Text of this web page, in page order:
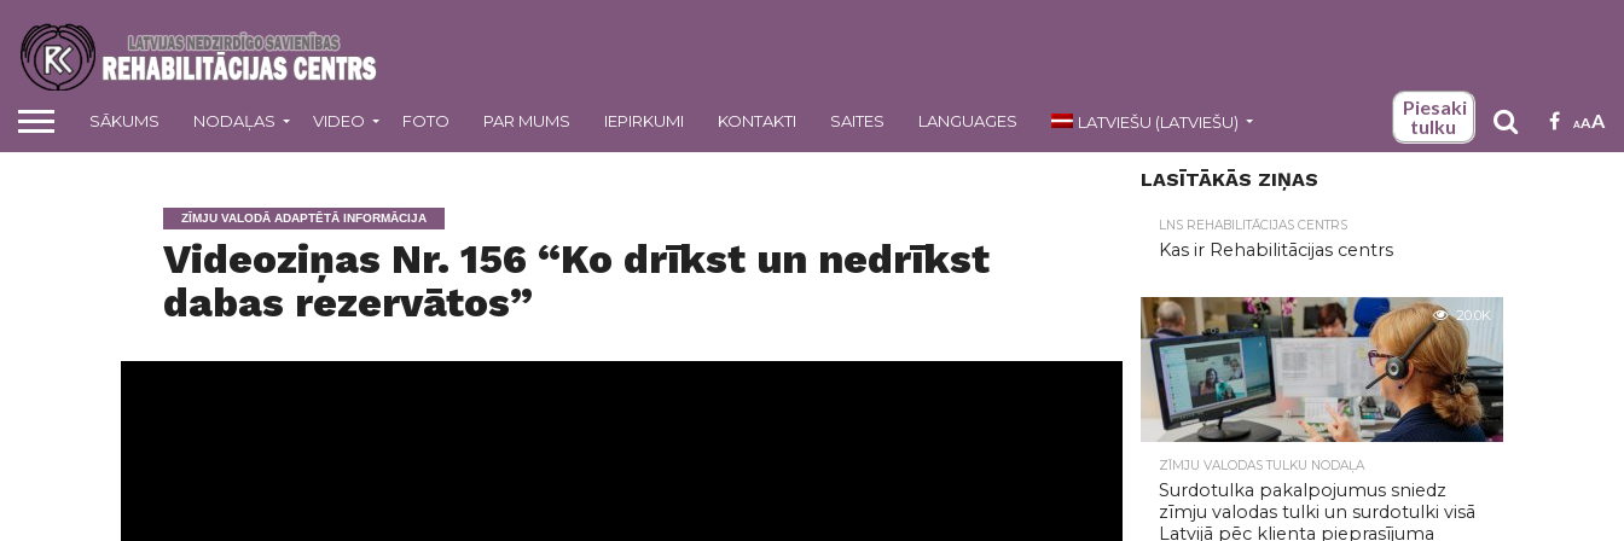
SĀKUMS NODAĻAS VIDEO FOTO PAR MUMS IEPIRKUMI KONTAKTI SAITES LANGUAGES LATVIEŠU (LATVIEŠU)
Piesaki
tulku
AAA
ZĪMJU VALODĀ ADAPTĒTĀ INFORMĀCIJA
Videoziņas Nr. 156 “Ko drīkst un nedrīkst
dabas rezervātos”
LASĪTĀKĀS ZIŅAS
LNS REHABILITĀCIJAS CENTRS
Kas ir Rehabilitācijas centrs
20.0K
ZĪMJU VALODAS TULKU NODAĻA
Surdotulka pakalpojumus sniedz
zīmju valodas tulki un surdotulki visā
Latvijā pēc klienta pieprasījuma